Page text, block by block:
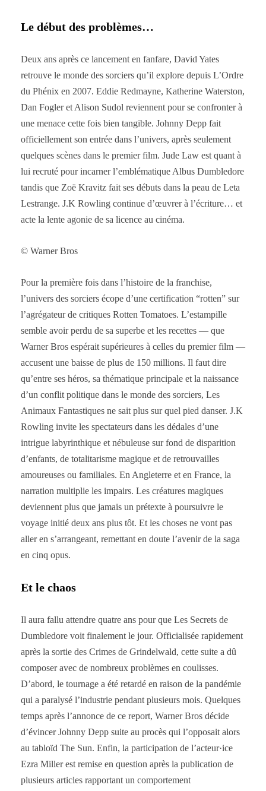
Le début des problèmes…
Deux ans après ce lancement en fanfare, David Yates
retrouve le monde des sorciers qu’il explore depuis L’Ordre
du Phénix en 2007. Eddie Redmayne, Katherine Waterston,
Dan Fogler et Alison Sudol reviennent pour se confronter à
une menace cette fois bien tangible. Johnny Depp fait
officiellement son entrée dans l’univers, après seulement
quelques scènes dans le premier film. Jude Law est quant à
lui recruté pour incarner l’emblématique Albus Dumbledore
tandis que Zoë Kravitz fait ses débuts dans la peau de Leta
Lestrange. J.K Rowling continue d’œuvrer à l’écriture… et
acte la lente agonie de sa licence au cinéma.
© Warner Bros
Pour la première fois dans l’histoire de la franchise,
l’univers des sorciers écope d’une certification “rotten” sur
l’agrégateur de critiques Rotten Tomatoes. L’estampille
semble avoir perdu de sa superbe et les recettes — que
Warner Bros espérait supérieures à celles du premier film —
accusent une baisse de plus de 150 millions. Il faut dire
qu’entre ses héros, sa thématique principale et la naissance
d’un conflit politique dans le monde des sorciers, Les
Animaux Fantastiques ne sait plus sur quel pied danser. J.K
Rowling invite les spectateurs dans les dédales d’une
intrigue labyrinthique et nébuleuse sur fond de disparition
d’enfants, de totalitarisme magique et de retrouvailles
amoureuses ou familiales. En Angleterre et en France, la
narration multiplie les impairs. Les créatures magiques
deviennent plus que jamais un prétexte à poursuivre le
voyage initié deux ans plus tôt. Et les choses ne vont pas
aller en s’arrangeant, remettant en doute l’avenir de la saga
en cinq opus.
Et le chaos
Il aura fallu attendre quatre ans pour que Les Secrets de
Dumbledore voit finalement le jour. Officialisée rapidement
après la sortie des Crimes de Grindelwald, cette suite a dû
composer avec de nombreux problèmes en coulisses.
D’abord, le tournage a été retardé en raison de la pandémie
qui a paralysé l’industrie pendant plusieurs mois. Quelques
temps après l’annonce de ce report, Warner Bros décide
d’évincer Johnny Depp suite au procès qui l’opposait alors
au tabloïd The Sun. Enfin, la participation de l’acteur·ice
Ezra Miller est remise en question après la publication de
plusieurs articles rapportant un comportement